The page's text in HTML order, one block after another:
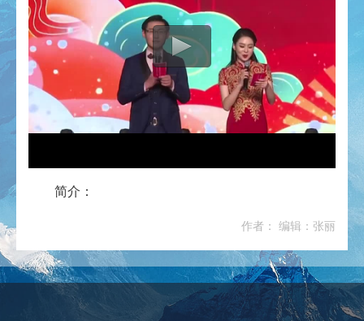
简介：
作者： 编辑：张丽